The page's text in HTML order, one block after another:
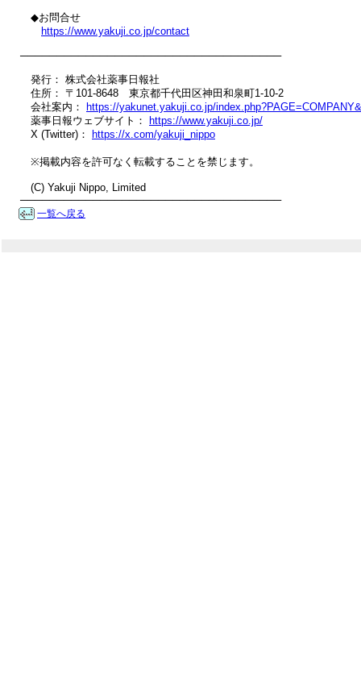
◆お問合せ
https://www.yakuji.co.jp/contact
────────────────────────────────────
発行： 株式会社薬事日報社
住所： 〒101-8648　東京都千代田区神田和泉町1-10-2
会社案内：
https://yakunet.yakuji.co.jp/
薬事日報ウェブサイト：
https://www.yakuji.co.jp/
X (Twitter)：
https://x.com/yakuji_nippo
※掲載内容を許可なく転載することを禁じます。
(C) Yakuji Nippo, Limited
────────────────────────────────────
一覧へ戻る